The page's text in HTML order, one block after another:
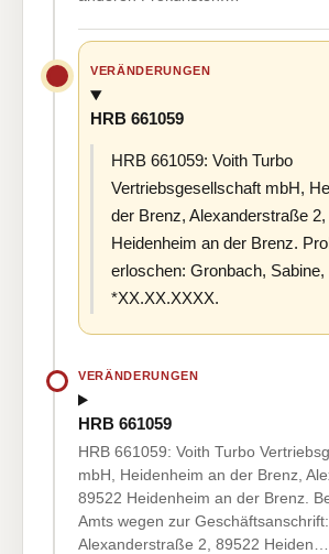
VERÄNDERUNGEN
HRB 661059
HRB 661059: Voith Turbo
Vertriebsgesellschaft mbH,
der Brenz, Alexanderstraße 2,
Heidenheim an der Brenz.
erloschen: Gronbach, Sabine,
*XX.XX.XXXX.
VERÄNDERUNGEN
HRB 661059
HRB 661059: Voith Turbo
mbH, Heidenheim an der Brenz,
89522 Heidenheim an der Brenz.
Amts wegen zur Geschäftsanschrift:
Alexanderstraße 2, 89522 Heiden…